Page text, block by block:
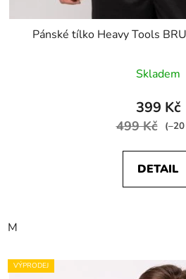
Pánské tílko Heavy Tools
Skladem
399 Kč
499 Kč
DETAIL
M
VÝPRODEJ